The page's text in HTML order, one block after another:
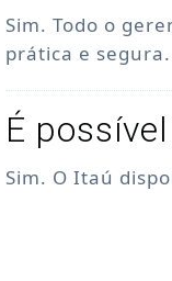
Sim. Todo o
prática e segura.
É
Sim. O Itaú